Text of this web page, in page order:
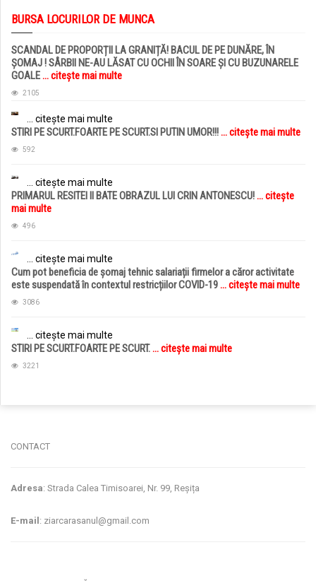
BURSA LOCURILOR DE MUNCA
SCANDAL DE PROPORȚII LA GRANIȚĂ! BACUL DE PE DUNĂRE, ÎN
ȘOMAJ ! SÂRBII NE-AU LĂSAT CU OCHII ÎN SOARE ȘI CU BUZUNARELE
GOALE ... citește mai multe
2105
... citește mai multe
STIRI PE SCURT.FOARTE PE SCURT.SI PUTIN UMOR!!! ... citește mai multe
592
... citește mai multe
PRIMARUL RESITEI II BATE OBRAZUL LUI CRIN ANTONESCU! ... citește
mai multe
496
... citește mai multe
Cum pot beneficia de șomaj tehnic salariații firmelor a căror activitate
este suspendată în contextul restricțiilor COVID-19 ... citește mai multe
3086
... citește mai multe
STIRI PE SCURT.FOARTE PE SCURT. ... citește mai multe
3221
CONTACT
Adresa: Strada Calea Timisoarei, Nr. 99, Reșița
E-mail: ziarcarasanul@gmail.com